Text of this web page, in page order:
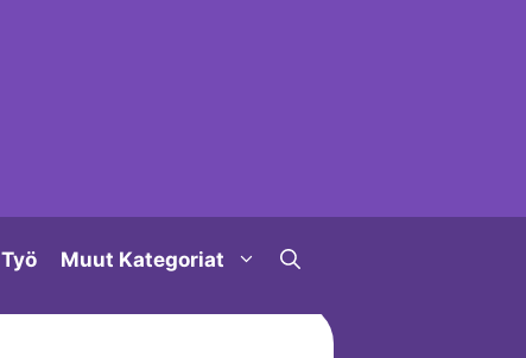
Työ Muut Kategoriat